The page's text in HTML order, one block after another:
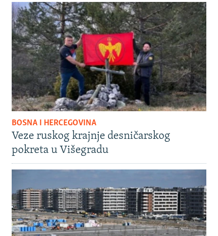
BOSNA I HERCEGOVINA
Veze ruskog krajnje desničarskog
pokreta u Višegradu